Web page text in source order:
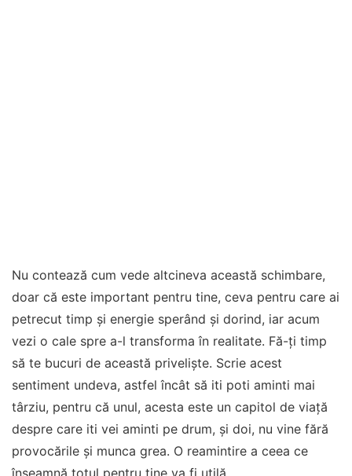
Nu contează cum vede altcineva această schimbare,
doar că este important pentru tine, ceva pentru care ai
petrecut timp și energie sperând și dorind, iar acum
vezi o cale spre a-l transforma în realitate. Fă-ți timp
să te bucuri de această priveliște. Scrie acest
sentiment undeva, astfel încât să iti poti aminti mai
târziu, pentru că unul, acesta este un capitol de viață
despre care iti vei aminti pe drum, și doi, nu vine fără
provocările și munca grea. O reamintire a ceea ce
înseamnă totul pentru tine va fi utilă.